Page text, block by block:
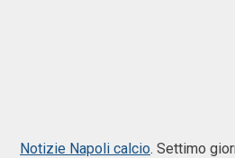
Notizie Napoli calcio. Settimo